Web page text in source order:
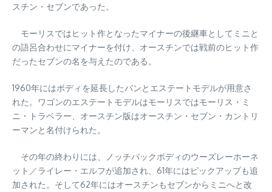
スチン・セブンであった。
モーリスではヒット作となったマイナーの後継車としてミニと
の語呂合わせにマイナーを付け、オースチンでは戦前のヒット作
だったセブンの名を与えたのである。
1960年にはボディを延長したバンとエステートモデルが用意さ
れた。ワゴンのエステートモデルはモーリスではモーリス・ミ
ニ・トラベラー、オースチン版はオースチン・セブン・カントリ
ーマンと名付けられた。
その年の終わりには、ノッチバックボディのウーズレーホーネ
ット／ライレー・エルフが追加され、61年にはピックアップも追
加された。そして62年にはオースチンもセブンからミニへと改